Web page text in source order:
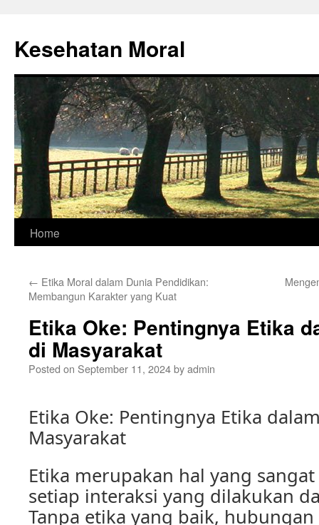
content
Kesehatan Moral
Home
← Etika Moral dalam Dunia Pendidikan:
Membangun Karakter yang Kuat
Etika Oke: Pentingnya Etika
di Masyarakat
Posted on September 11, 2024byadmin
Etika Oke: Pentingnya Etika
Masyarakat
Etika merupakan hal yang
setiap interaksi yang dilakukan
Tanpa etika yang baik,